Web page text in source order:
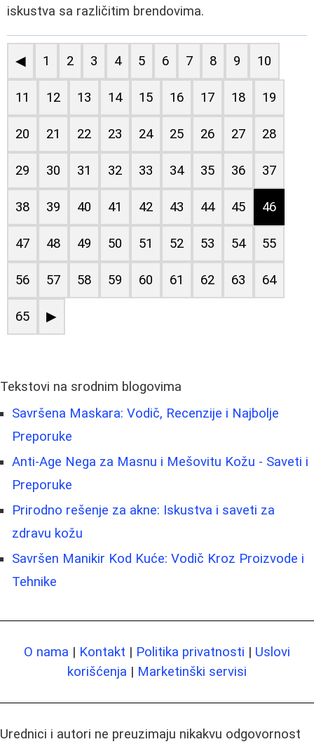
iskustva sa različitim brendovima.
◀ 1 2 3 4 5 6 7 8 9 10
11 12 13 14 15 16 17 18 19
20 21 22 23 24 25 26 27 28
29 30 31 32 33 34 35 36 37
38 39 40 41 42 43 44 45 46
47 48 49 50 51 52 53 54 55
56 57 58 59 60 61 62 63 64
65 ▶
Tekstovi na srodnim blogovima
Savršena Maskara: Vodič, Recenzije i Najbolje
Preporuke
Anti-Age Nega za Masnu i Mešovitu Kožu - Saveti i
Preporuke
Prirodno rešenje za akne: Iskustva i saveti za
zdravu kožu
Savršen Manikir Kod Kuće: Vodič Kroz Proizvode i
Tehnike
O nama | Kontakt | Politika privatnosti | Uslovi
korišćenja | Marketinški servisi
Urednici i autori ne preuzimaju nikakvu odgovornost